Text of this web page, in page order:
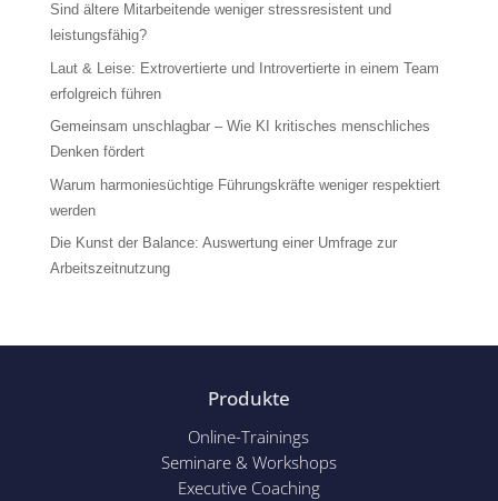
Sind ältere Mitarbeitende weniger stressresistent und
leistungsfähig?
Laut & Leise: Extrovertierte und Introvertierte in einem Team
erfolgreich führen
Gemeinsam unschlagbar – Wie KI kritisches menschliches
Denken fördert
Warum harmoniesüchtige Führungskräfte weniger respektiert
werden
Die Kunst der Balance: Auswertung einer Umfrage zur
Arbeitszeitnutzung
Produkte
Online-Trainings
Seminare & Workshops
Executive Coaching